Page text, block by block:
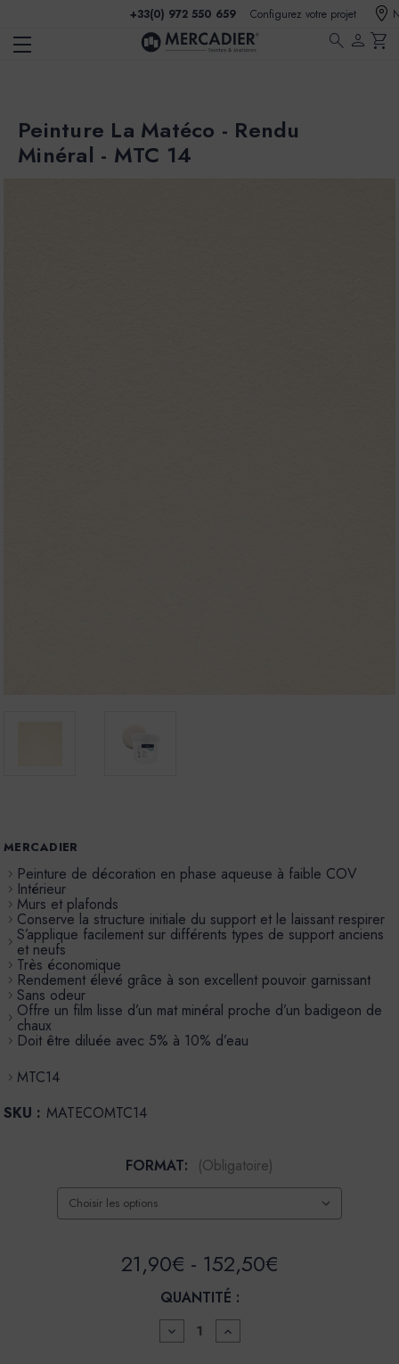
+33(0) 972 550 659 Configurez votre projet
search person shopping_cart
Peinture La Matéco - Rendu
Minéral - MTC 14
MERCADIER
Peinture de décoration en phase aqueuse à faible COV
Intérieur
Murs et plafonds
Conserve la structure initiale du support et le laissant respirer
S’applique facilement sur différents types de support anciens
et neufs
Très économique
Rendement élevé grâce à son excellent pouvoir garnissant
Sans odeur
Offre un film lisse d’un mat minéral proche d’un badigeon de
chaux
Doit être diluée avec 5% à 10% d’eau
MTC14
SKU : MATECOMTC14
FORMAT: (Obligatoire)
21,90€ - 152,50€
QUANTITÉ :
DIMINUER
LA
AUGMENTER
LA